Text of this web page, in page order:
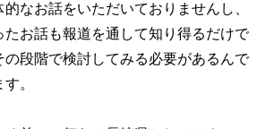
なお話をいただいておりませんし、
たお話も報道を通して知り得るだけで
の段階で検討してみる必要があるんで
。